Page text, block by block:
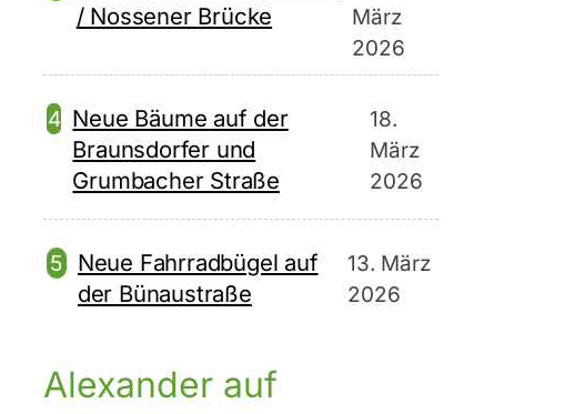
/ Nossener Brücke
März
2026
Neue Bäume auf der
Braunsdorfer und
Grumbacher Straße
18.
März
2026
Neue Fahrradbügel auf
der Bünaustraße
13. März
2026
Alexander auf